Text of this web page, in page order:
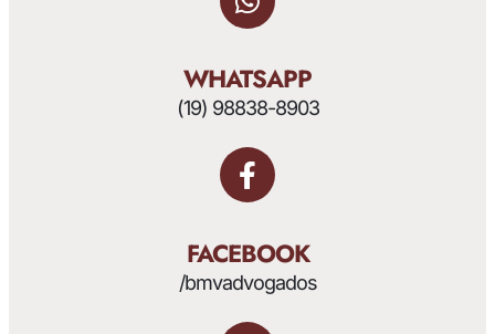
WHATSAPP
(19) 98838-8903
FACEBOOK
/bmvadvogados